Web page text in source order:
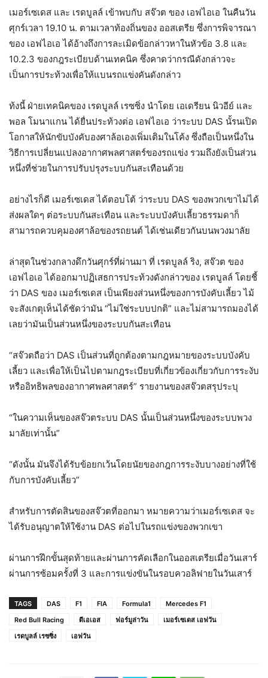
เมอร์เซเดส และ เรดบูลล์ เข้าพบกับ สจ๊วต ของ เอฟไอเอ ในคืนวัน
ศุกร์เวลา 19.10 น. ตามเวลาท้องถิ่นของ ออสเตรีย ซึ่งการพิจารณา
ของ เอฟไอเอ ได้อ้างถึงการละเมิดข้อกล่าวหาในหัวข้อ 3.8 และ
10.2.3 ของกฎระเบียบด้านเทคนิค ซึ่งคาดว่ากรณีดังกล่าวจะ
เป็นการประท้วงเพื่อให้แบนรถแข่งคันดังกล่าว
ท้งนี้ ฝ่ายเทคนิคของ เรดบูลล์ เรซซิ่ง นำโดย เอเดรียน นิวอีย์ และ
พอล โมนาแกน ได้ยื่นประท้วงต่อ เอฟไอเอ ว่าระบบ DAS นั้รนเปิด
โอกาสให้นักขับบังคับองศาล้อเองเพิ่มเติมในโค้ง ซึ่งถือเป็นหนึ่งใน
วิธีการเปลี่ยนแปลงอากาศพลศาสตร์ของรถแข่ง รวมถึงยังเป็นส่วน
หนึ่งที่ช่วยในการปรับปรุงระบบกันสะเทือนด้วย
อย่างไรก็ดี เมอร์เซเดส ได้ตอบโต้ ว่าระบบ DAS ของพวกเขาไม่ได้
ส่งผลใดๆ ต่อระบบกันสะเทือน และระบบบังคับเลี้ยวธรรมดาก็
สามารถควบคุมองศาล้อของรถยนต์ ได้เช่นเดียวกันบนพวงมาลัย
ล่าสุดในช่วงกลางดึกวันศุกร์ที่ผ่านมา ที่ เรดบูลล์ ริง, สจ๊วต ของ
เอฟไอเอ ได้ออกมาปฏิเสธการประท้วงดังกล่าวของ เรดบูลล์ โดยชี้
ว่า DAS ของ เมอร์เซเดส เป็นเพียงส่วนหนึ่งของการบังคับเลี้ยว ไม้
จะสังเกตุเห็นได้ชัดว่ามัน “ไม่ใช่ระบบปกติ” และไม่สามารถมองได้
เลยว่ามันเป็นส่วนหนึ่งของระบบกันสะเทือน
“สจ๊วตถือว่า DAS เป็นส่วนที่ถูกต้องตามกฎหมายของระบบบังคับ
เลี้ยว และเพื่อให้เป็นไปตามกฎระเบียบที่เกี่ยวข้องเกี่ยวกับการระงับ
หรืออิทธิพลของอากาศพลศาสตร์” รายงานของสจ๊วตสรุประบุ
“ในความเห็นของสจ๊วตระบบ DAS นั้นเป็นส่วนหนึ่งของระบบพวง
มาลัยเท่านั้น”
“ดังนั้น มันจึงได้รับข้อยกเว้นโดยนัยของกฎการระงับบางอย่างที่ใช้
กับการบังคับเลี้ยว”
สำหรับการตัดสินของสจ๊วตที่ออกมา หมายความว่าเมอร์เซเดส จะ
ได้รับอนุญาตให้ใช้งาน DAS ต่อไปในรถแข่งของพวกเขา
ผ่านการฝึกขั้นสุดท้ายและผ่านการคัดเลือกในออสเตรียเมื่อวันเสาร์
ผ่านการซ้อมครั้งที่ 3 และการแข่งขันในรอบควอลิฟายในวันเสาร์
TAGS DAS F1 FIA Formula1
Mercedes F1
Red Bull Racing
ดีเอเอส ฟอร์มูล่าวัน
เมอร์เซเดส เอฟวัน
เรดบูลล์ เรซซิ่ง
เอฟวัน